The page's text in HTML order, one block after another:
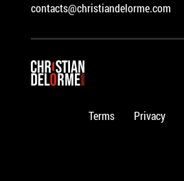
contacts@christiandelorme.com
Terms Privacy